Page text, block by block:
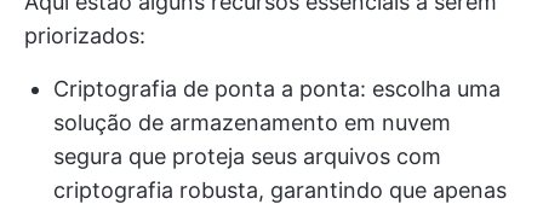
priorizados:
Criptografia de ponta a ponta: escolha uma
solução de armazenamento em nuvem
segura que proteja seus arquivos com
criptografia robusta, garantindo que apenas